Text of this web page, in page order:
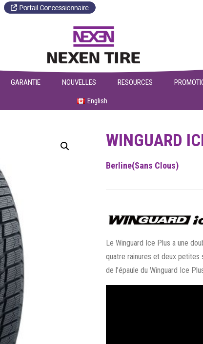
GARANTIE NOUVELLES RESOURCES
English
WINGUARD
Berline(Sans Clous)
Le Winguard Ice Plus a une
quatre rainures et deux petites
de l’épaule du Winguard Ice